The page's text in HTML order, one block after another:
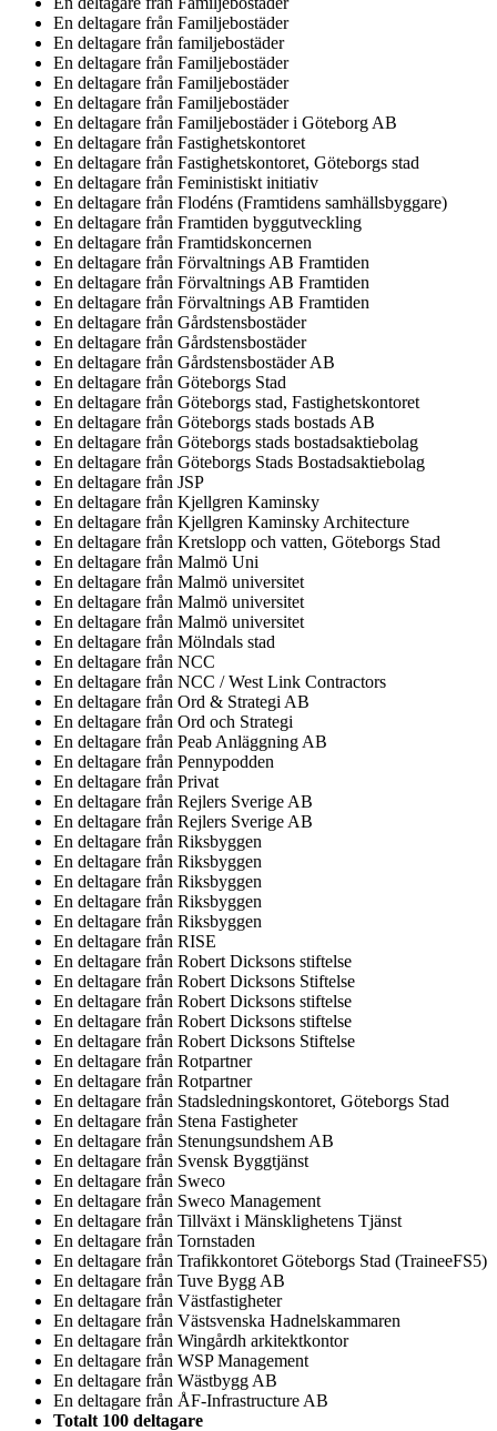
En deltagare från Familjebostäder
En deltagare från familjebostäder
En deltagare från Familjebostäder
En deltagare från Familjebostäder
En deltagare från Familjebostäder
En deltagare från Familjebostäder i Göteborg AB
En deltagare från Fastighetskontoret
En deltagare från Fastighetskontoret, Göteborgs stad
En deltagare från Feministiskt initiativ
En deltagare från Flodéns (Framtidens samhällsbyggare)
En deltagare från Framtiden byggutveckling
En deltagare från Framtidskoncernen
En deltagare från Förvaltnings AB Framtiden
En deltagare från Förvaltnings AB Framtiden
En deltagare från Förvaltnings AB Framtiden
En deltagare från Gårdstensbostäder
En deltagare från Gårdstensbostäder
En deltagare från Gårdstensbostäder AB
En deltagare från Göteborgs Stad
En deltagare från Göteborgs stad, Fastighetskontoret
En deltagare från Göteborgs stads bostads AB
En deltagare från Göteborgs stads bostadsaktiebolag
En deltagare från Göteborgs Stads Bostadsaktiebolag
En deltagare från JSP
En deltagare från Kjellgren Kaminsky
En deltagare från Kjellgren Kaminsky Architecture
En deltagare från Kretslopp och vatten, Göteborgs Stad
En deltagare från Malmö Uni
En deltagare från Malmö universitet
En deltagare från Malmö universitet
En deltagare från Malmö universitet
En deltagare från Mölndals stad
En deltagare från NCC
En deltagare från NCC / West Link Contractors
En deltagare från Ord & Strategi AB
En deltagare från Ord och Strategi
En deltagare från Peab Anläggning AB
En deltagare från Pennypodden
En deltagare från Privat
En deltagare från Rejlers Sverige AB
En deltagare från Rejlers Sverige AB
En deltagare från Riksbyggen
En deltagare från Riksbyggen
En deltagare från Riksbyggen
En deltagare från Riksbyggen
En deltagare från Riksbyggen
En deltagare från RISE
En deltagare från Robert Dicksons stiftelse
En deltagare från Robert Dicksons Stiftelse
En deltagare från Robert Dicksons stiftelse
En deltagare från Robert Dicksons stiftelse
En deltagare från Robert Dicksons Stiftelse
En deltagare från Rotpartner
En deltagare från Rotpartner
En deltagare från Stadsledningskontoret, Göteborgs Stad
En deltagare från Stena Fastigheter
En deltagare från Stenungsundshem AB
En deltagare från Svensk Byggtjänst
En deltagare från Sweco
En deltagare från Sweco Management
En deltagare från Tillväxt i Mänsklighetens Tjänst
En deltagare från Tornstaden
En deltagare från Trafikkontoret Göteborgs Stad (TraineeFS5)
En deltagare från Tuve Bygg AB
En deltagare från Västfastigheter
En deltagare från Västsvenska Hadnelskammaren
En deltagare från Wingårdh arkitektkontor
En deltagare från WSP Management
En deltagare från Wästbygg AB
En deltagare från ÅF-Infrastructure AB
Totalt 100 deltagare